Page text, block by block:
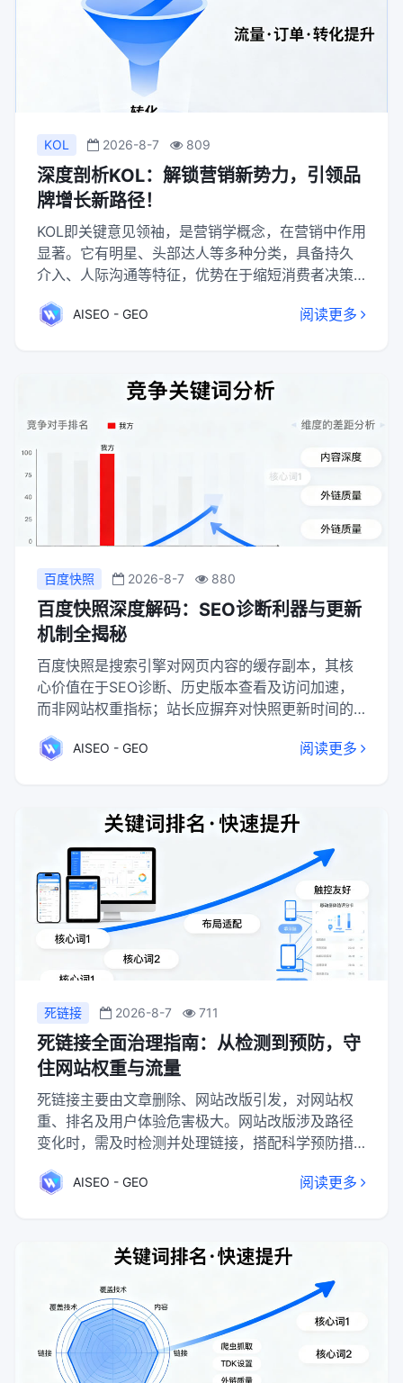
KOL 2026-8-7 809
深度剖析KOL：解锁营销新势力，引领品
牌增长新路径！
KOL即关键意见领袖，是营销学概念，在营销中作用
显著。它有明星、头部达人等多种分类，具备持久
介入、人际沟通等特征，优势在于缩短消费者决策
解分享自己。许多行业将其纳入营销策略，与KOL合
AISEO - GEO 阅读更多
百度快照 2026-8-7 880
百度快照深度解码：SEO诊断利器与更新
机制全揭秘
百度快照是搜索引擎对网页内容的缓存副本，其核
心价值在于SEO诊断、历史版本查看及访问加速，
而非网站权重指标；站长应摒弃对快照更新时间的
质外链生态，通过提升页面时效性价值和用户检索
AISEO - GEO 阅读更多
死链接 2026-8-7 711
死链接全面治理指南：从检测到预防，守
住网站权重与流量
死链接主要由文章删除、网站改版引发，对网站权
重、排名及用户体验危害极大。网站改版涉及路径
变化时，需及时检测并处理链接，搭配科学预防措
营效果。AISEO - GEO 阅读更多